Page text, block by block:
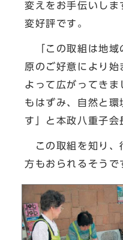
変えをお手伝いし
変好評です。
「この取組は地域
原のご好意により始
よって広がってき
もはずみ、自然と
す」と本政八重子会
この取組を知り、
方もおられるそうで